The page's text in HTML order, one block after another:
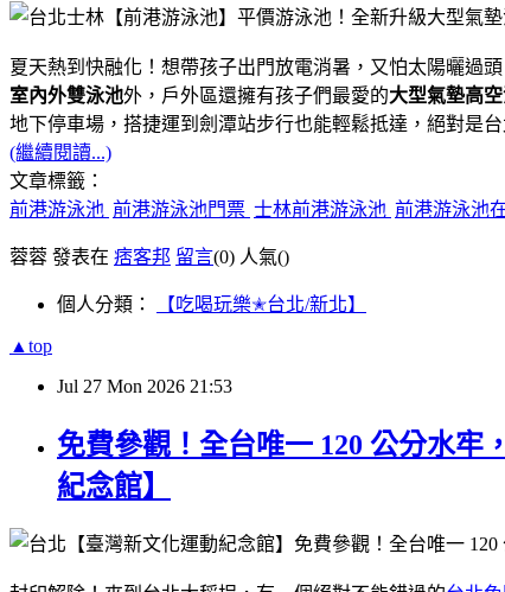
夏天熱到快融化！想帶孩子出門放電消暑，又怕太陽曬過
室內外雙泳池外，戶外區還擁有孩子們最愛的大型氣墊高
地下停車場，搭捷運到劍潭站步行也能輕鬆抵達，絕對是台
(繼續閱讀...)
文章標籤：
前港游泳池 前港游泳池門票 士林前港游泳池 前港游泳池
蓉蓉 發表在 痞客邦 留言(0) 人氣()
個人分類： 【吃喝玩樂✭台北/新北】
▲top
Jul 27 Mon 2026 21:53
免費參觀！全台唯一 120 公分水牢
紀念館】